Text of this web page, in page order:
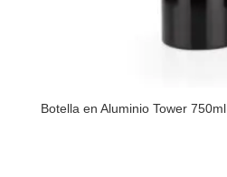
Botella en Aluminio Tower 750ml